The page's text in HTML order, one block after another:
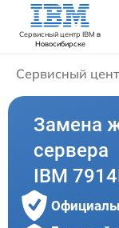
Сервисный центр IBM в
Новосибирске
Сервисный
Замена
сервера
IBM